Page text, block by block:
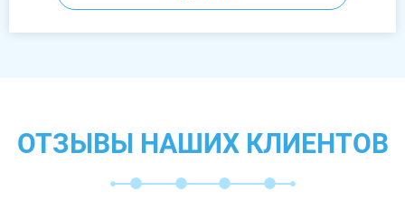
ОТЗЫВЫ НАШИХ КЛИЕНТОВ